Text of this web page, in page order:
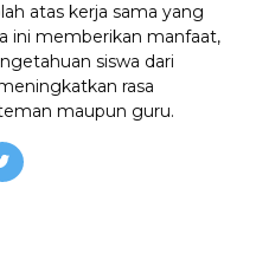
atas kerja sama yang
ini memberikan manfaat,
siswa dari
rasa
maupun guru.